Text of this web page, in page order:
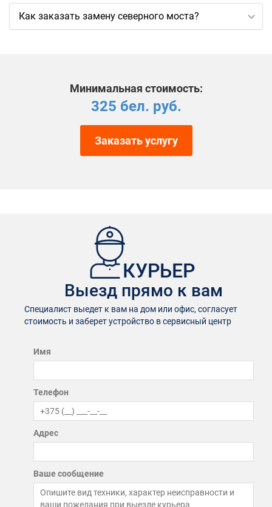
Как заказать замену северного моста?
Минимальная стоимость:
325 бел. руб.
Заказать услугу
КУРЬЕР
Выезд прямо к вам
Специалист выедет к вам на дом или офис, согласует
стоимость и заберет устройство в сервисный центр
Имя
Телефон
Адрес
Ваше сообщение